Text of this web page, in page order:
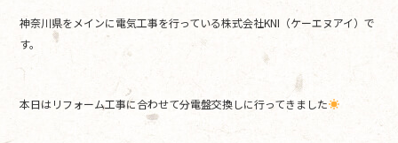
e
b
o
k
er
神奈川県をメインに電気工事を行っている株式会社KNI（ケーエヌアイ）で
す。
本日はリフォーム工事に合わせて分電盤交換しに行ってきました